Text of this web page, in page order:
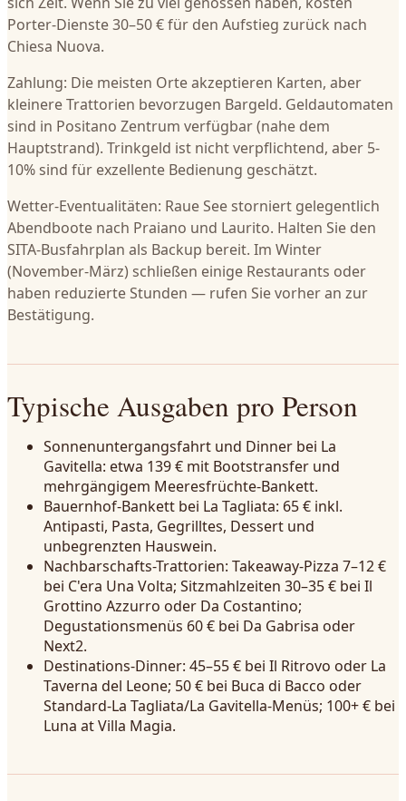
Porter-Dienste 30–50 € für den Aufstieg zurück nach
Chiesa Nuova.
Zahlung: Die meisten Orte akzeptieren Karten, aber
kleinere Trattorien bevorzugen Bargeld. Geldautomaten
sind in Positano Zentrum verfügbar (nahe dem
Hauptstrand). Trinkgeld ist nicht verpflichtend, aber 5-
10% sind für exzellente Bedienung geschätzt.
Wetter-Eventualitäten: Raue See storniert gelegentlich
Abendboote nach Praiano und Laurito. Halten Sie den
SITA-Busfahrplan als Backup bereit. Im Winter
(November-März) schließen einige Restaurants oder
haben reduzierte Stunden — rufen Sie vorher an zur
Bestätigung.
Typische Ausgaben pro Person
Sonnenuntergangsfahrt und Dinner bei La
Gavitella: etwa 139 € mit Bootstransfer und
mehrgängigem Meeresfrüchte-Bankett.
Bauernhof-Bankett bei La Tagliata: 65 € inkl.
Antipasti, Pasta, Gegrilltes, Dessert und
unbegrenzten Hauswein.
Nachbarschafts-Trattorien: Takeaway-Pizza 7–12 €
bei C'era Una Volta; Sitzmahlzeiten 30–35 € bei Il
Grottino Azzurro oder Da Costantino;
Degustationsmenüs 60 € bei Da Gabrisa oder
Next2.
Destinations-Dinner: 45–55 € bei Il Ritrovo oder La
Taverna del Leone; 50 € bei Buca di Bacco oder
Standard-La Tagliata/La Gavitella-Menüs; 100+ € bei
Luna at Villa Magia.